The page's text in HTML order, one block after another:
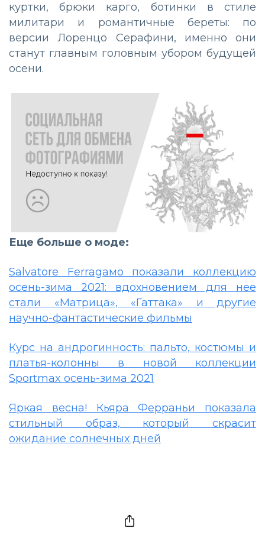
куртки, брюки карго, ботинки в стиле
милитари и романтичные береты: по
версии Лоренцо Серафини, именно они
станут главным головным убором будущей
осени.
Еще больше о моде:
Sаlvаtоrе Fеrrаgамо показали коллекцию
осень-зима 2021: вдохновением для нее
стали «Матрица», «Гаттака» и другие
научно-фантастические фильмы
Курс на андрогинность: пальто, костюмы и
платья-колонны в новой коллекции
Sportmax осень-зима 2021
Яркая весна! Кьяра Ферраньи показала
стильный образ, который скрасит
ожидание солнечных дней